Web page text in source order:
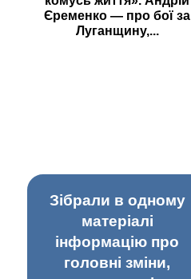
Єременко — про бої за
Луганщину,...
Зібрали в одному
матеріалі
інформацію про
головні зміни,